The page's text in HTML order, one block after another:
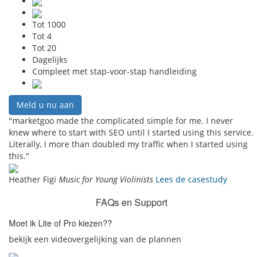
Tot 1000
Tot 4
Tot 20
Dagelijks
Compleet met stap-voor-stap handleiding
Meld u nu aan
"marketgoo made the complicated simple for me. I never
knew where to start with SEO until I started using this service.
Literally, I more than doubled my traffic when I started using
this."
Heather Figi Music for Young Violinists Lees de casestudy
FAQs en Support
Moet ik Lite of Pro kiezen??
bekijk een videovergelijking van de plannen